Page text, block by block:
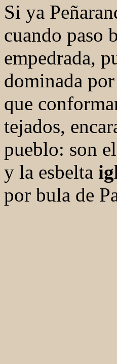
Si ya
cuando paso
empedrada,
dominada
que
tejados,
pueblo: son
y la esbelta
por bula de